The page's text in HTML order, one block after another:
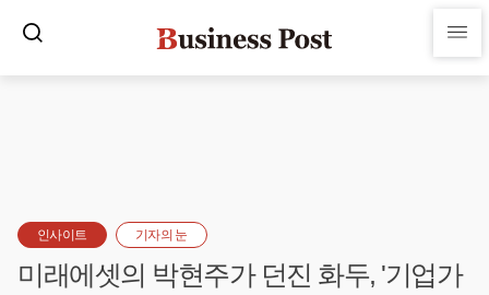
인사이트 기자의 눈
미래에셋의 박현주가 던진 화두, '기업가